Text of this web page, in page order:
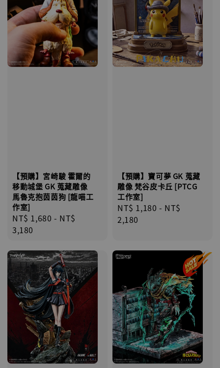
【預購】宮崎駿 霍爾的
移動城堡 GK 蒐藏雕像
馬魯克抱茵茵狗 [龍喵工
作室]
Regular
price
NT$ 1,680 - NT$
3,180
【預購】寶可夢 GK 蒐藏
雕像 梵谷皮卡丘 [PTCG
工作室]
Regular
price
NT$ 1,180 - NT$
2,180